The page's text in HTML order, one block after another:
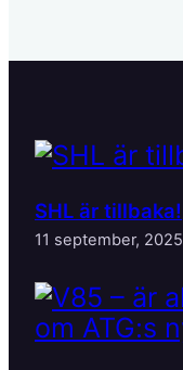
SHL är tillbaka!
11 september, 2025